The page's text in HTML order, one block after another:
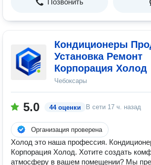
Позвонить
Кондиционеры
Установка Ремонт
Корпорация Холод
Чебоксары
5.0 44 оценки В сети 17 ч. назад
Организация проверена
Холод это наша профессия.
Корпорация Холод. Хотите создать
атмосферу в вашем помещении? Мы